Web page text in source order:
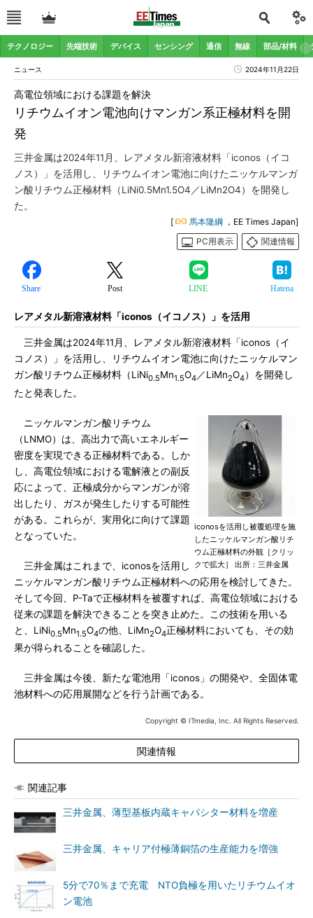
テクノロジー 先端技術 デバイス センシング 通信 無線 部品/材料
ニュース 2024年11月22日
リチウムイオン電池向けマンガン系正極材料を開
発
高電位領域における課題を解決
三井金属は2024年11月、レアメタル新溶液材料「iconos（イコ
ノス）」を活用し、リチウムイオン電池に向けたニッケルマンガ
ン酸リチウム正極材料（LiNi0.5Mn1.5O4／LiMn2O4）を開発し
た。
[ 馬本隆綱 ，EE Times Japan]
PC用表示
関連情報
Share Post LINE Hatena
レアメタル新溶液材料「iconos（イコノス）」を活用
三井金属は2024年11月、レアメタル新溶液材料「iconos（イ
コノス）」を活用し、リチウムイオン電池に向けたニッケルマン
ガン酸リチウム正極材料（LiNi0.5Mn1.5O4 ／LiMn2O4）を開発し
たと発表した。
iconosを活用し被覆処理を施
したニッケルマンガン酸リチ
ウム正極材料の外観［クリッ
クで拡大］ 出所：三井金属
ニッケルマンガン酸リチウム
（LNMO）は、高出力で高いエネルギー
密度を実現できる正極材料である。しか
し、高電位領域における電解液との副反
応によって、正極成分からマンガンが溶
出したり、ガスが発生したりする可能性
がある。これらが、実用化に向けて課題
となっていた。
三井金属はこれまで、iconosを活用し
ニッケルマンガン酸リチウム正極材料への応用を検討してきた。
そして今回、P-Taで正極材料を被覆すれば、高電位領域における
従来の課題を解決できることを突き止めた。この技術を用いる
と、LiNi0.5Mn1.5O4の他、LiMn2O4正極材料においても、その効
果が得られることを確認した。
三井金属は今後、新たな電池用「iconos」の開発や、全固体電
池材料への応用展開などを行う計画である。
Copyright © ITmedia, Inc. All Rights Reserved.
関連情報
関連記事
三井金属、薄型基板内蔵キャパシター材料を増産
三井金属、キャリア付極薄銅箔の生産能力を増強
5分で70％まで充電 NTO負極を用いたリチウムイオ
ン電池